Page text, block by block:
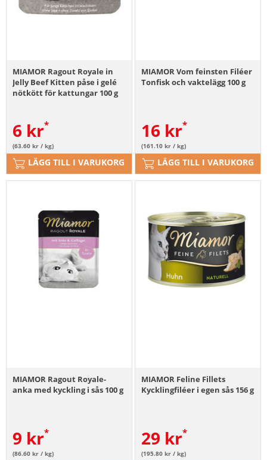
MIAMOR Ragout Royale in
Jelly Beef Kitten påse i gelé
nötkött för kattungar 100 g
6 kr
(63.60 kr / kg)
LÄGG TILL I VARUKORG
MIAMOR Vom feinsten Filéer
Tonfisk och vaktelägg 100 g
16 kr
(161.10 kr / kg)
LÄGG TILL I VARUKORG
MIAMOR Ragout Royale-
anka med kyckling i sås 100 g
9 kr
(86.60 kr / kg)
MIAMOR Feline Fillets
Kycklingfiléer i egen sås 156 g
29 kr
(195.80 kr / kg)